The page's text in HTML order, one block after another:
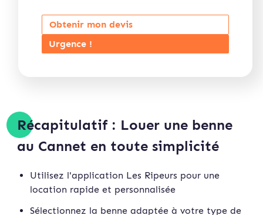
Obtenir mon devis
Urgence !
Récapitulatif : Louer une benne
au Cannet en toute simplicité
Utilisez l'application Les Ripeurs pour une
location rapide et personnalisée
Sélectionnez la benne adaptée à votre type de